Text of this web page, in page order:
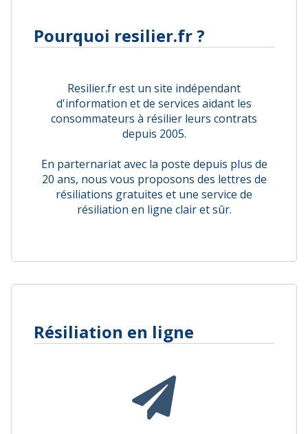
Pourquoi resilier.fr ?
Resilier.fr est un site indépendant
d'information et de services aidant les
consommateurs à résilier leurs contrats
depuis 2005.
En parternariat avec la poste depuis plus de
20 ans, nous vous proposons des lettres de
résiliations gratuites et une service de
résiliation en ligne clair et sûr.
Résiliation en ligne